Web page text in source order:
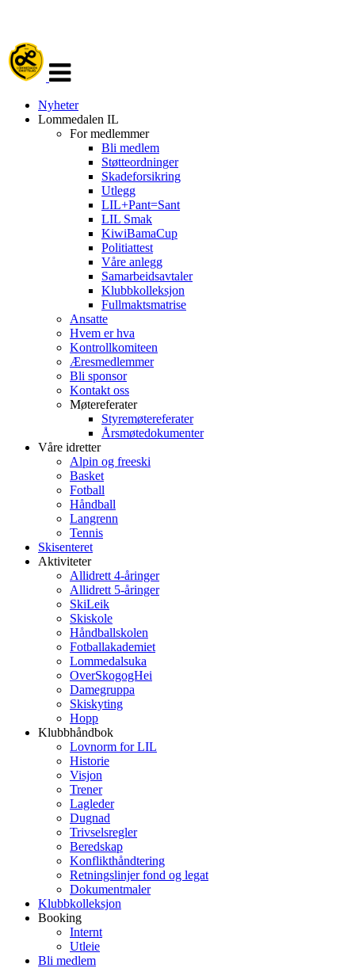
navigasjon
Nyheter
Lommedalen IL
For medlemmer
Bli medlem
Støtteordninger
Skadeforsikring
Utlegg
LIL+Pant=Sant
LIL Smak
KiwiBamaCup
Politiattest
Våre anlegg
Samarbeidsavtaler
Klubbkolleksjon
Fullmaktsmatrise
Ansatte
Hvem er hva
Kontrollkomiteen
Æresmedlemmer
Bli sponsor
Kontakt oss
Møtereferater
Styremøtereferater
Årsmøtedokumenter
Våre idretter
Alpin og freeski
Basket
Fotball
Håndball
Langrenn
Tennis
Skisenteret
Aktiviteter
Allidrett 4-åringer
Allidrett 5-åringer
SkiLeik
Skiskole
Håndballskolen
Fotballakademiet
Lommedalsuka
OverSkogogHei
Damegruppa
Skiskyting
Hopp
Klubbhåndbok
Lovnorm for LIL
Historie
Visjon
Trener
Lagleder
Dugnad
Trivselsregler
Beredskap
Konflikthåndtering
Retningslinjer fond og legat
Dokumentmaler
Klubbkolleksjon
Booking
Internt
Utleie
Bli medlem